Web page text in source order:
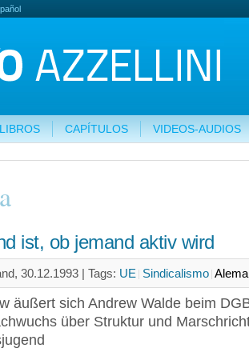
LIBROS CAPÍTULOS VIDEOS-AUDIOS
ist, ob jemand aktiv wird
30.12.1993 | Tags: UE Sindicalismo
äußert sich Andrew Walde beim
über Struktur und